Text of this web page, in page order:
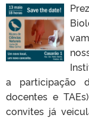
a participação
docentes e
convites já